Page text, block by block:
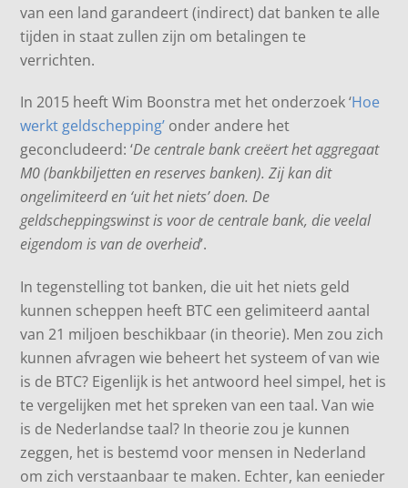
van een land garandeert (indirect) dat banken te alle
tijden in staat zullen zijn om betalingen te
verrichten.
In 2015 heeft Wim Boonstra met het onderzoek ‘Hoe
werkt geldschepping’ onder andere het
geconcludeerd: ‘De centrale bank creëert het aggregaat
M0 (bankbiljetten en reserves banken). Zij kan dit
ongelimiteerd en ‘uit het niets’ doen. De
geldscheppingswinst is voor de centrale bank, die veelal
eigendom is van de overheid’.
In tegenstelling tot banken, die uit het niets geld
kunnen scheppen heeft BTC een gelimiteerd aantal
van 21 miljoen beschikbaar (in theorie). Men zou zich
kunnen afvragen wie beheert het systeem of van wie
is de BTC? Eigenlijk is het antwoord heel simpel, het is
te vergelijken met het spreken van een taal. Van wie
is de Nederlandse taal? In theorie zou je kunnen
zeggen, het is bestemd voor mensen in Nederland
om zich verstaanbaar te maken. Echter, kan eenieder